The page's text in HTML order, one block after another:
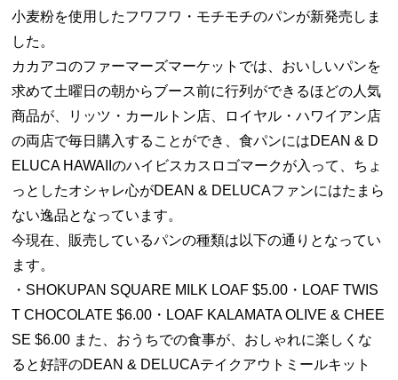
小麦粉を使用したフワフワ・モチモチのパンが新発売しま
した。
カカアコのファーマーズマーケットでは、おいしいパンを
求めて土曜日の朝からブース前に行列ができるほどの人気
商品が、リッツ・カールトン店、ロイヤル・ハワイアン店
の両店で毎日購入することができ、食パンにはDEAN & D
ELUCA HAWAIIのハイビスカスロゴマークが入って、ちょ
っとしたオシャレ心がDEAN & DELUCAファンにはたまら
ない逸品となっています。
今現在、販売しているパンの種類は以下の通りとなってい
ます。
・SHOKUPAN SQUARE MILK LOAF $5.00・LOAF TWIS
T CHOCOLATE $6.00・LOAF KALAMATA OLIVE & CHEE
SE $6.00 また、おうちでの食事が、おしゃれに楽しくな
ると好評のDEAN & DELUCAテイクアウトミールキット